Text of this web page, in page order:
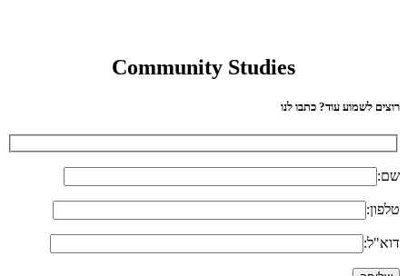
Community Studies
רוצים לשמוע עוד? כתבו לנו
שם:
טלפון:
דוא"ל: